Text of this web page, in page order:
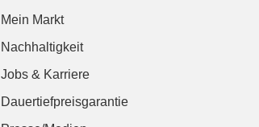
Mein Markt
Nachhaltigkeit
Jobs & Karriere
Dauertiefpreisgarantie